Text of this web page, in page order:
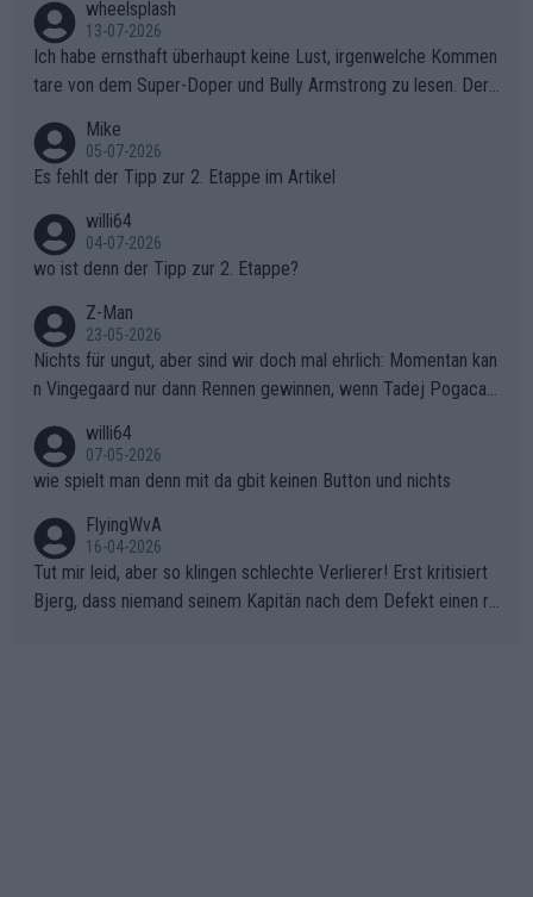
wheelsplash
13-07-2026
Ich habe ernsthaft überhaupt keine Lust, irgenwelche Kommen
tare von dem Super-Doper und Bully Armstrong zu lesen. Der
r die gehört nicht in dieses Medium!
Mike
05-07-2026
Es fehlt der Tipp zur 2. Etappe im Artikel
willi64
04-07-2026
wo ist denn der Tipp zur 2. Etappe?
Z-Man
23-05-2026
Nichts für ungut, aber sind wir doch mal ehrlich: Momentan kan
n Vingegaard nur dann Rennen gewinnen, wenn Tadej Pogacar
willi64
07-05-2026
wie spielt man denn mit da gbit keinen Button und nichts
FlyingWvA
16-04-2026
Tut mir leid, aber so klingen schlechte Verlierer! Erst kritisiert
Bjerg, dass niemand seinem Kapitän nach dem Defekt einen ro